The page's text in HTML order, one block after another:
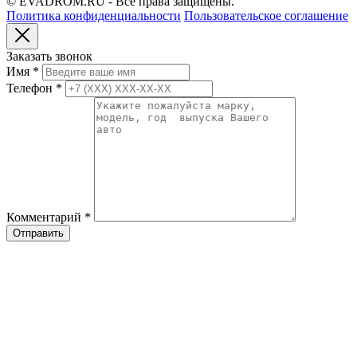
Политика конфиденциальности Пользовательское соглашение
Заказать звонок
Имя *
Телефон *
Комментарий *
Отправить